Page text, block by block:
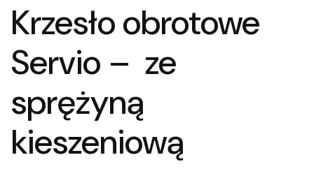
Krzesło obrotowe
Servio – ze
sprężyną
kieszeniową